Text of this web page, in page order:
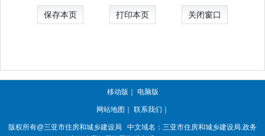
保存本页 打印本页 关闭窗口
移动版 ｜ 电脑版
网站地图 ｜ 联系我们 ｜
版权所有@三亚市住房和城乡建设局
中文域名：三亚市住房和城乡建设局.政务